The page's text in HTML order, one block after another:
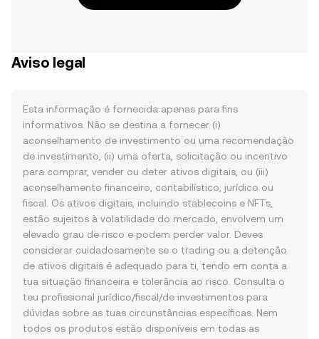
Aviso legal
Esta informação é fornecida apenas para fins
informativos. Não se destina a fornecer (i)
aconselhamento de investimento ou uma recomendação
de investimento, (ii) uma oferta, solicitação ou incentivo
para comprar, vender ou deter ativos digitais, ou (iii)
aconselhamento financeiro, contabilístico, jurídico ou
fiscal. Os ativos digitais, incluindo stablecoins e NFTs,
estão sujeitos à volatilidade do mercado, envolvem um
elevado grau de risco e podem perder valor. Deves
considerar cuidadosamente se o trading ou a detenção
de ativos digitais é adequado para ti, tendo em conta a
tua situação financeira e tolerância ao risco. Consulta o
teu profissional jurídico/fiscal/de investimentos para
dúvidas sobre as tuas circunstâncias específicas. Nem
todos os produtos estão disponíveis em todas as